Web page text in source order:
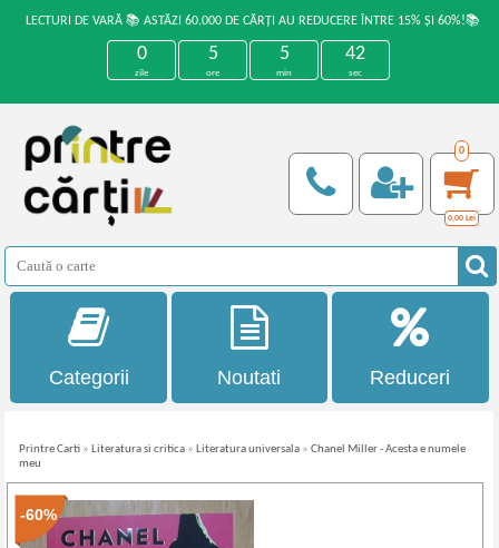
LECTURI DE VARĂ 📚 ASTĂZI 60.000 DE CĂRȚI AU REDUCERE ÎNTRE 15% ȘI 60%!📚
0
zile
5
ore
5
min
42
sec
0
0,00 Lei
Categorii Noutati Reduceri
Printre Carti » Literatura si critica » Literatura universala »Chanel Miller - Acesta e numele
meu
-60%